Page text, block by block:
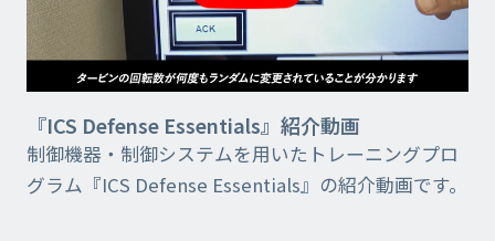
『ICS Defense Essentials』紹介動画
制御機器・制御システムを用いたトレーニングプロ
グラム『ICS Defense Essentials』の紹介動画です。